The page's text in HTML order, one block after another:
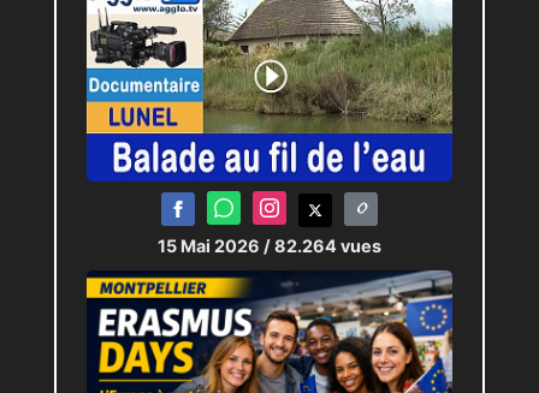
15 Mai 2026 / 82.264 vues